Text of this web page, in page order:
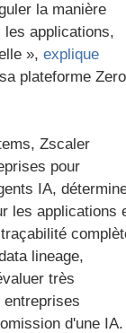
la manière
les applications,
», explique
plateforme Zero
Zscaler
pour
IA,
les applications
lineage,
très
entreprises
d'une IA.